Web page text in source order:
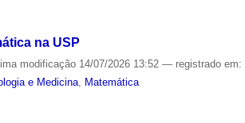
na USP
modificação 14/07/2026 13:52— registrado em:
e Medicina Matemática